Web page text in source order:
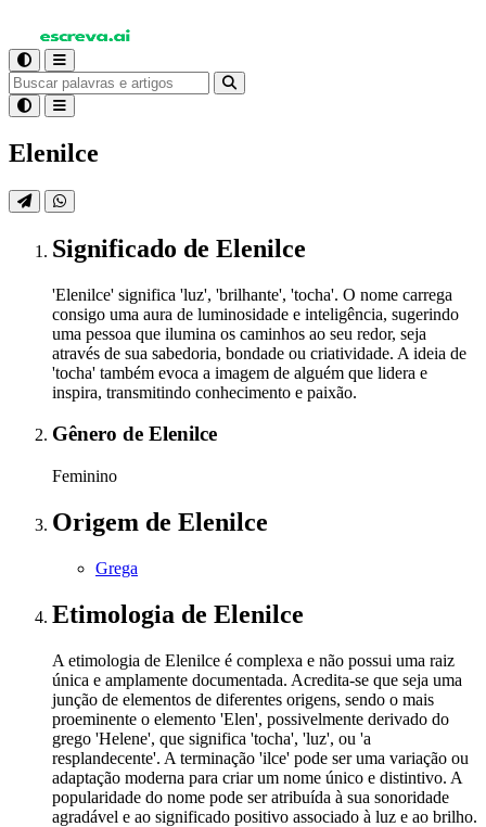
Elenilce
Significado de Elenilce
'Elenilce' significa 'luz', 'brilhante', 'tocha'. O nome carrega
consigo uma aura de luminosidade e inteligência, sugerindo
uma pessoa que ilumina os caminhos ao seu redor, seja
através de sua sabedoria, bondade ou criatividade. A ideia de
'tocha' também evoca a imagem de alguém que lidera e
inspira, transmitindo conhecimento e paixão.
Gênero de Elenilce
Feminino
Origem de Elenilce
Grega
Etimologia de Elenilce
A etimologia de Elenilce é complexa e não possui uma raiz
única e amplamente documentada. Acredita-se que seja uma
junção de elementos de diferentes origens, sendo o mais
proeminente o elemento 'Elen', possivelmente derivado do
grego 'Helene', que significa 'tocha', 'luz', ou 'a
resplandecente'. A terminação 'ilce' pode ser uma variação ou
adaptação moderna para criar um nome único e distintivo. A
popularidade do nome pode ser atribuída à sua sonoridade
agradável e ao significado positivo associado à luz e ao brilho.